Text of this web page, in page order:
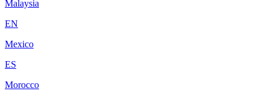
Malaysia
EN
Mexico
ES
Morocco